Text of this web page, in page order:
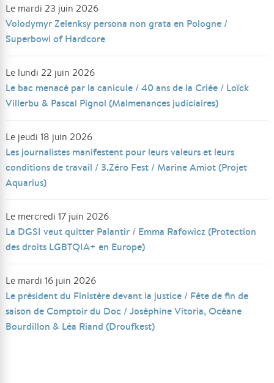
Le mardi 23 juin 2026
Volodymyr Zelenksy persona non grata en Pologne /
Superbowl of Hardcore
Le lundi 22 juin 2026
Le bac menacé par la canicule / 40 ans de la Criée / Loïck
Villerbu & Pascal Pignol (Malmenances judiciaires)
Le jeudi 18 juin 2026
Les journalistes manifestent pour leurs valeurs et leurs
conditions de travail / 3.Zéro Fest / Marine Amiot (Projet
Aquarius)
Le mercredi 17 juin 2026
La DGSI veut quitter Palantir / Emma Rafowicz (Protection
des droits LGBTQIA+ en Europe)
Le mardi 16 juin 2026
Le président du Finistère devant la justice / Fête de fin de
saison de Comptoir du Doc / Joséphine Vitoria, Océane
Bourdillon & Léa Riand (Droufkest)